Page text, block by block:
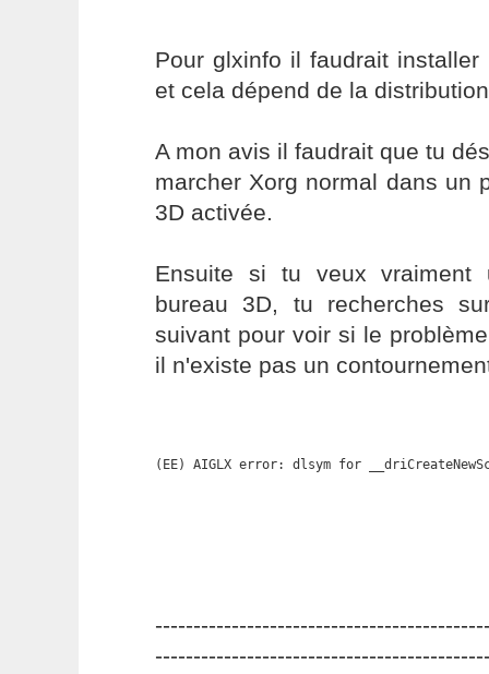
Pour glxinfo il faudrait
et cela dépend de la
A mon avis il faudrait que tu
marcher Xorg normal dans un
3D activée.
Ensuite si tu veux vraiment
bureau 3D, tu recherches
suivant pour voir si le
il n'existe pas un
(EE) AIGLX error: dlsym for